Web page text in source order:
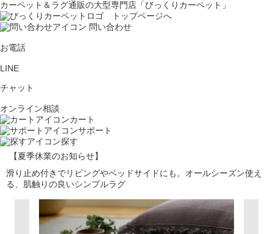
カーペット＆ラグ通販の大型専門店「びっくりカーペット」
問い合わせ
お電話
LINE
チャット
オンライン相談
カート
サポート
探す
【夏季休業のお知らせ】
滑り止め付きでリビングやベッドサイドにも。オールシーズン使え
る、肌触りの良いシンプルラグ